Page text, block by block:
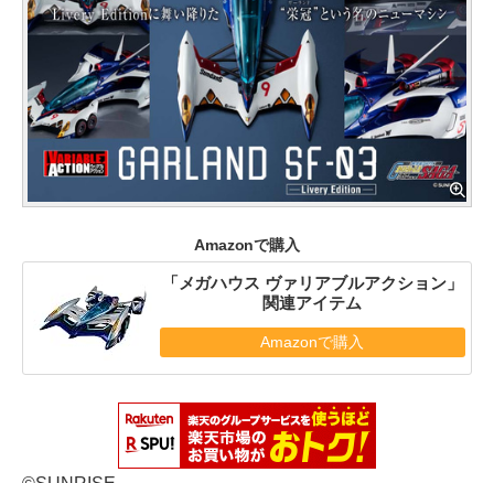
Amazonで購入
「メガハウス ヴァリアブルアクション」
関連アイテム
Amazonで購入